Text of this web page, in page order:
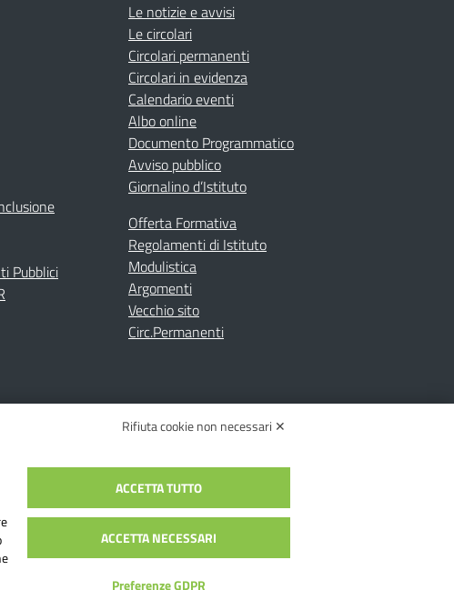
Pubblici
Le notizie e avvisi
Le circolari
Circolari permanenti
Circolari in evidenza
Calendario eventi
Albo online
Documento Programmatico
Avviso pubblico
Giornalino d’Istituto
Offerta Formativa
Regolamenti di Istituto
Modulistica
Argomenti
Vecchio sito
Circ.Permanenti
P.E.C.: toic84200d@pec.istruzione.it
| Codice Univoco: UFYI9M
Rifiuta cookie non necessari ✕
ACCETTA TUTTO
ACCETTA NECESSARI
Preferenze GDPR